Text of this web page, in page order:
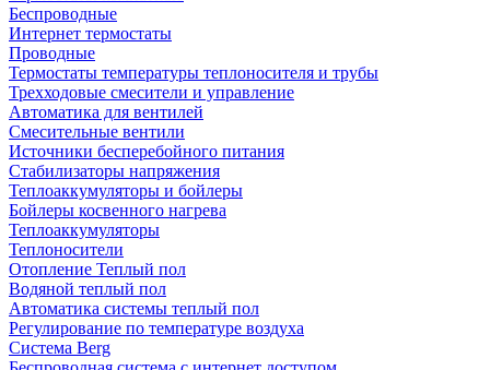
Беспроводные
Интернет термостаты
Проводные
Термостаты температуры теплоносителя и трубы
Трехходовые смесители и управление
Автоматика для вентилей
Смесительные вентили
Источники бесперебойного питания
Стабилизаторы напряжения
Теплоаккумуляторы и бойлеры
Бойлеры косвенного нагрева
Теплоаккумуляторы
Теплоносители
Отопление Теплый пол
Водяной теплый пол
Автоматика системы теплый пол
Регулирование по температуре воздуха
Система Berg